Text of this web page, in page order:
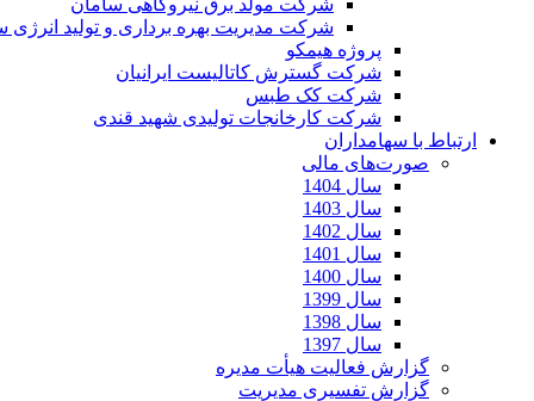
شرکت مولد برق نیروگاهی سامان
شرکت مدیریت بهره برداری و تولید انرژی
پروژه هیمکو
شرکت گسترش کاتالیست ایرانیان
شرکت کک طبس
شرکت کارخانجات تولیدی شهید قندی
ارتباط با سهامداران
صورت‌های مالی
سال 1404
سال 1403
سال 1402
سال 1401
سال 1400
سال 1399
سال 1398
سال 1397
گزارش فعالیت هیأت مدیره
گزارش تفسیری مدیریت